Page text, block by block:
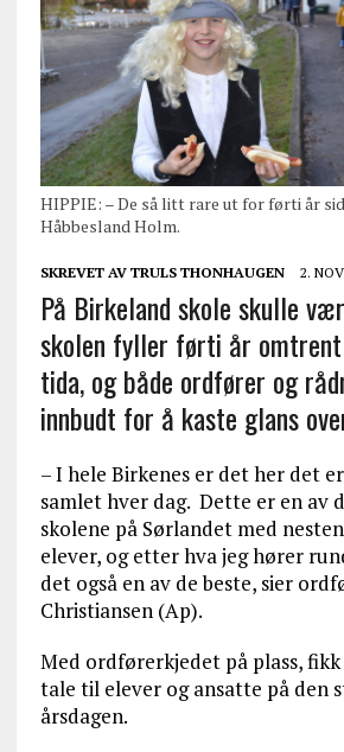
HIPPIE: – De så litt rare ut for førti år
Håbbesland Holm.
SKREVET AV TRULS THONHAUGEN 2.
På Birkeland skole skulle
skolen fyller førti år omtrent
tida, og både ordfører og
innbudt for å kaste glans
– I hele Birkenes er det her det
samlet hver dag. Dette er en av
skolene på Sørlandet med
elever, og etter hva jeg hører
det også en av de beste, sier
Christiansen (Ap).
Med ordførerkjedet på plass,
tale til elever og ansatte på den
årsdagen.